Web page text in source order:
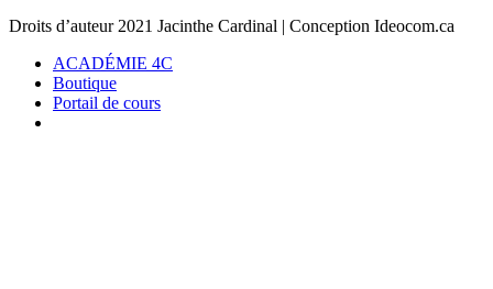
Droits d’auteur 2021 Jacinthe Cardinal | Conception Ideocom.ca
ACADÉMIE 4C
Boutique
Portail de cours